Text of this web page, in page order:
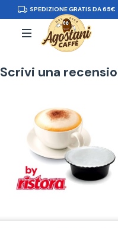
SPEDIZIONE GRATIS DA 65€
Scrivi una